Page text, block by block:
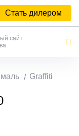
Стать дилером
сайт
Graffiti